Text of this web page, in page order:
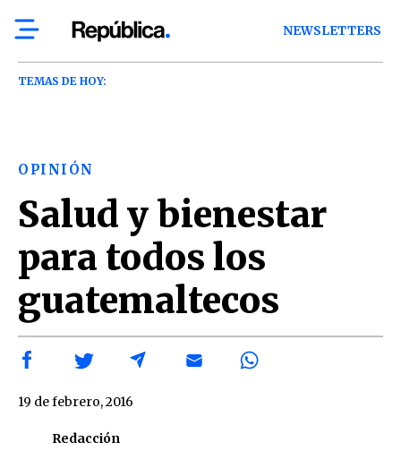
NEWSLETTERS
TEMAS DE HOY:
OPINIÓN
Salud y bienestar
para todos los
guatemaltecos
Redacción
19 de febrero, 2016